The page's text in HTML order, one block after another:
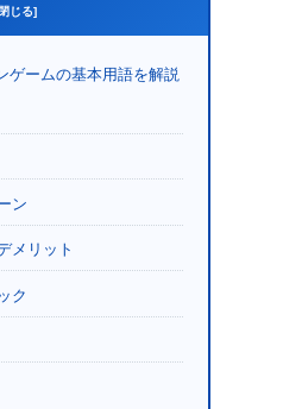
ゲームの基本用語を解説
ン
メリット
ク